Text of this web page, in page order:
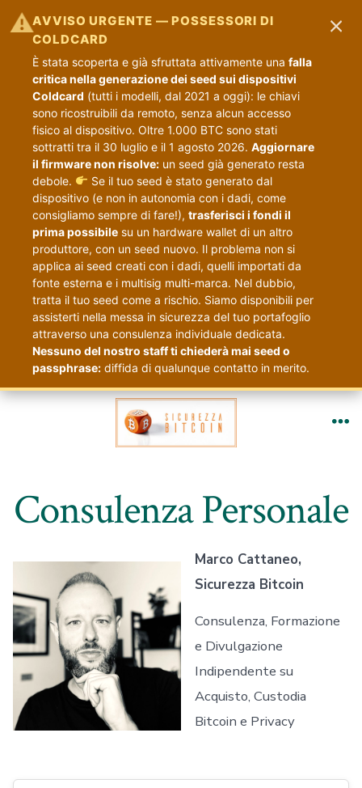
⚠AVVISO URGENTE — POSSESSORI DI
COLDCARD
È stata scoperta e già sfruttata attivamente una falla
critica nella generazione dei seed sui dispositivi
Coldcard (tutti i modelli, dal 2021 a oggi): le chiavi
sono ricostruibili da remoto, senza alcun accesso
fisico al dispositivo. Oltre 1.000 BTC sono stati
sottratti tra il 30 luglio e il 1 agosto 2026. Aggiornare
il firmware non risolve: un seed già generato resta
debole.
Se il tuo seed è stato generato dal
dispositivo (e non in autonomia con i dadi, come
consigliamo sempre di fare!), trasferisci i fondi il
prima possibile su un hardware wallet di un altro
produttore, con un seed nuovo. Il problema non si
applica ai seed creati con i dadi, quelli importati da
fonte esterna e i multisig multi-marca. Nel dubbio,
tratta il tuo seed come a rischio. Siamo disponibili per
assisterti nella messa in sicurezza del tuo portafoglio
attraverso una consulenza individuale dedicata.
Nessuno del nostro staff ti chiederà mai seed o
passphrase: diffida di qualunque contatto in merito.
×
Passa
Consulenza Personale
Marco Cattaneo,
Sicurezza Bitcoin
Consulenza, Formazione
e Divulgazione
Indipendente su
Acquisto, Custodia
Bitcoin e Privacy